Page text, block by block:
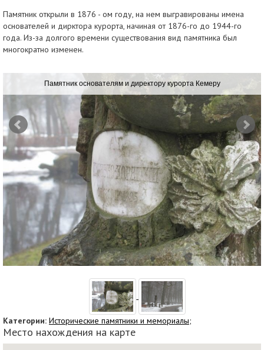
Памятник открыли в 1876 - ом году, на нем выгравированы имена
основателей и дирктора курорта, начиная от 1876-го до 1944-го
года. Из-за долгого времени существования вид памятника был
многократно изменен.
Памятник основателям и директору курорта Кемеру
Категории: Исторические памятники и мемориалы;
Место нахождения на карте